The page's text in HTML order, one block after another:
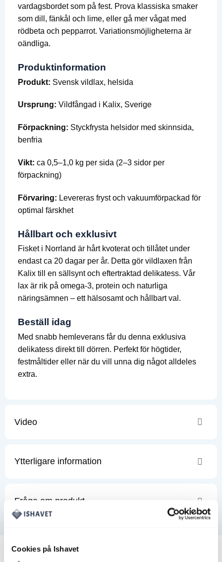
Cookies på Ishavet
vardagsbordet som på fest. Prova klassiska smaker
som dill, fänkål och lime, eller gå mer vågat med
rödbeta och pepparrot. Variationsmöjligheterna är
oändliga.
Produktinformation
Produkt: Svensk vildlax, helsida
Ursprung: Vildfångad i Kalix, Sverige
Förpackning: Styckfrysta helsidor med skinnsida,
benfria
Vikt: ca 0,5–1,0 kg per sida (2–3 sidor per
förpackning)
Förvaring: Levereras fryst och vakuumförpackad för
optimal färskhet
Hållbart och exklusivt
Fisket i Norrland är hårt kvoterat och tillåtet under
endast ca 20 dagar per år. Detta gör vildlaxen från
Kalix till en sällsynt och eftertraktad delikatess. Vår
lax är rik på omega-3, protein och naturliga
näringsämnen – ett hälsosamt och hållbart val.
Beställ idag
Med snabb hemleverans får du denna exklusiva
delikatess direkt till dörren. Perfekt för högtider,
festmåltider eller när du vill unna dig något alldeles
extra.
Video
Ytterligare information
Fråga om produkt
Andra köpte även